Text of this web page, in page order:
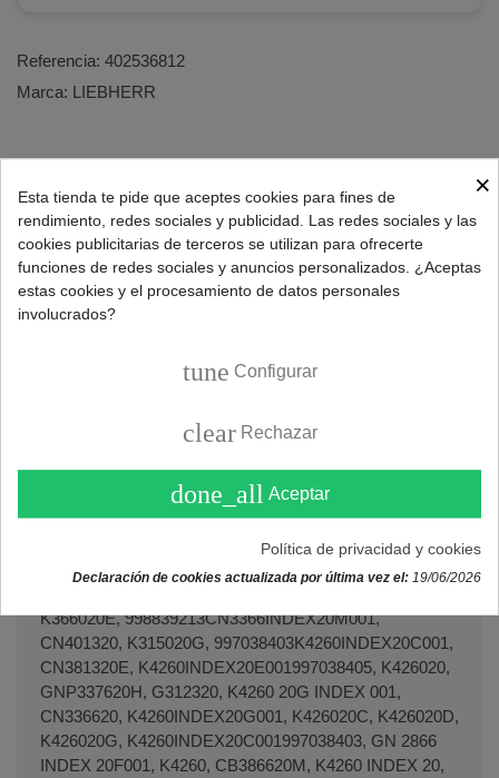
Referencia: 402536812
Marca: LIEBHERR
Repuesto tirador puerta para frigoríficos Liebherr.
Características tirador:
21576812 743067001
Recambio tirador frigorífico Liebherr compatible
con varios modelos:
K366020E, 998839213CN3366INDEX20M001,
CN401320, K315020G, 997038403K4260INDEX20C001,
CN381320E, K4260INDEX20E001997038405, K426020,
GNP337620H, G312320, K4260 20G INDEX 001,
CN336620, K4260INDEX20G001, K426020C, K426020D,
K426020G, K4260INDEX20C001997038403, GN 2866
INDEX 20F001, K4260, CB386620M, K4260 INDEX 20,
×
Esta tienda te pide que aceptes cookies para fines de
rendimiento, redes sociales y publicidad. Las redes sociales y las
cookies publicitarias de terceros se utilizan para ofrecerte
funciones de redes sociales y anuncios personalizados. ¿Aceptas
estas cookies y el procesamiento de datos personales
involucrados?
tune Configurar
clear Rechazar
done_all Aceptar
Política de privacidad y cookies
Declaración de cookies actualizada por última vez el: 19/06/2026